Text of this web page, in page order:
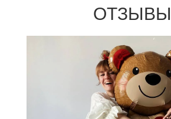
ОТЗЫВЫ